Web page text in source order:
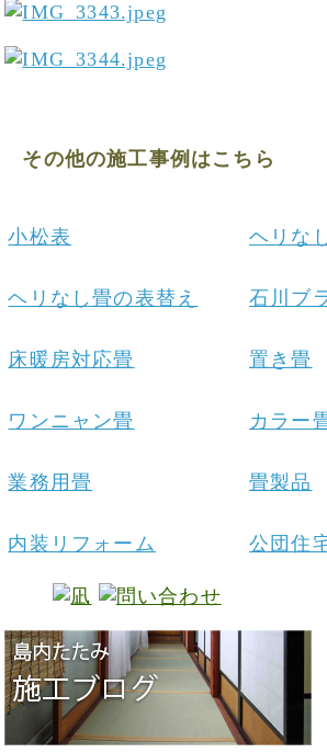
その他の施工事例はこちら
小松表 ヘリな
ヘリなし畳の表替え 石川ブ
床暖房対応畳 置き畳
ワンニャン畳 カラー
業務用畳 畳製品
内装リフォーム 公団住